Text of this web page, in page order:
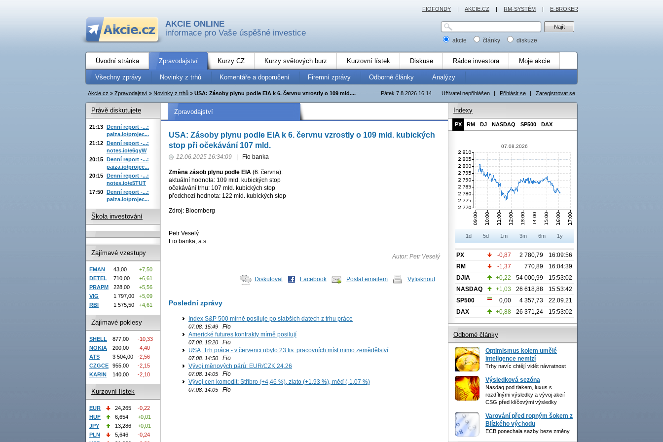
AKCIE ONLINE
informace pro Vaše úspěšné investice
akcie články diskuze
Úvodní stránka Zpravodajství Kurzy CZ Kurzy světových burz Kurzovní lístek Diskuse Rádce investora Moje akcie
Všechny zprávy Novinky z trhů Komentáře a doporučení Firemní zprávy Odborné články Analýzy
Uživatel nepřihlášen | Přihlásit se | Zaregistrovat se
Pátek 7.8.2026 16:14
Akcie.cz » Zpravodajství » Novinky z trhů » USA: Zásoby plynu podle EIA k 6. červnu vzrostly o 109 mld....
Zpravodajství
USA: Zásoby plynu podle EIA k 6. červnu vzrostly o 109 mld. kubických
stop při očekávání 107 mld.
12.06.2025 16:34:09 Fio banka
Změna zásob plynu podle EIA (6. června):
aktuální hodnota: 109 mld. kubických stop
očekávání trhu: 107 mld. kubických stop
předchozí hodnota: 122 mld. kubických stop
Zdroj: Bloomberg
Petr Veselý
Fio banka, a.s.
Autor: Petr Veselý
Diskutovat Facebook Poslat emailem Vytisknout
Poslední zprávy
Index S&P 500 mírně posiluje po slabších datech z trhu práce
07.08. 15:49 Fio
Americké futures kontrakty mírně posilují
07.08. 15:20 Fio
USA: Trh práce - v červenci ubylo 23 tis. pracovních míst mimo zemědělství
07.08. 14:50 Fio
Vývoj měnových párů: EUR/CZK 24,26
07.08. 14:05 Fio
Vývoj cen komodit: Stříbro (+4,46 %), zlato (+1,93 %), měď (-1,07 %)
07.08. 14:05 Fio
Právě diskutujete
21:13 Denní report -...:
paiza.io/projec...
21:12 Denní report -...:
notes.io/e6qyW
20:15 Denní report -...:
paiza.io/projec...
20:15 Denní report -...:
notes.io/e5TUT
17:50 Denní report -...:
paiza.io/projec...
Škola investování
Zajímavé vzestupy
EMAN 43,00
+7,50
DETEL
710,00
+6,61
PRAPM
228,00
+5,56
VIG
1 797,00
+5,09
RBI
1 575,50 +4,61
Zajímavé poklesy
SHELL 877,00
-10,33
NOKIA
200,00
-4,40
ATS
3 504,00
-2,56
CZGCE
955,00
-2,15
KARIN
140,00 -2,10
Kurzovní lístek
EUR 24,265
-0,22
HUF
6,654
+0,01
JPY
13,286
+0,01
PLN
5,646
-0,24
Indexy
PX RM DJ NASDAQ SP500 DAX
07.08.2026
1d 5d 1m 3m 6m 1y
PX -0,87 2 780,79
16:09:56
RM
-1,37 770,89
16:04:39
DJIA
+0,22 54 000,99
15:53:02
NASDAQ
+1,03 26 618,88
15:53:42
SP500
0,00 4 357,73
22.09.21
DAX
+0,88 26 371,24 15:53:02
Odborné články
Optimismus kolem umělé
inteligence nemizí
Trhy navíc chtějí vidět návratnost
Výsledková sezóna
Nasdaq pod tlakem, luxus s
rozdílnými výsledky a vývoj akcií
CSG před klíčovými výsledky
Varování před ropným šokem z
Blízkého východu
ECB ponechala sazby beze změny
FIOFONDY | AKCIE.CZ | RM-SYSTÉM | E-BROKER